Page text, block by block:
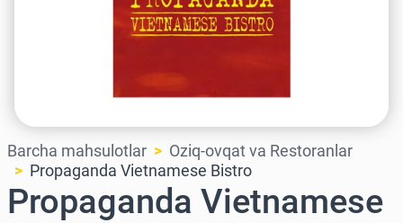
Barcha mahsulotlar
Oziq-ovqat va Restoranlar
Propaganda Vietnamese Bistro
Propaganda Vietnamese